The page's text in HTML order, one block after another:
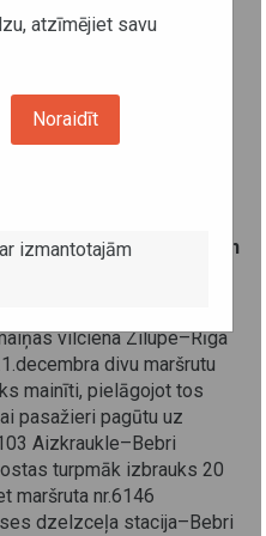
kursēšanas
lūgumam, no
Aizkraukles
divu maršrutu
izpildes
Aizkraukle–Bebri un
vilciena Zilupe–Rīga
divu maršrutu
mainīti, pielāgojot tos
pasažieri pagūtu uz
Aizkraukle–Bebri
turpmāk izbrauks 20
maršruta nr.6146
dzelzceļa stacija–Bebri
atzīmējiet savu
Noraidīt
izmantotajām